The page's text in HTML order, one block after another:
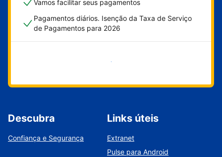
Vamos facilitar seus pagamentos
Pagamentos diários. Isenção da Taxa de Serviço
de Pagamentos para 2026
Comece agora
Descubra
Confiança e Segurança
Links úteis
Extranet
Pulse para Android